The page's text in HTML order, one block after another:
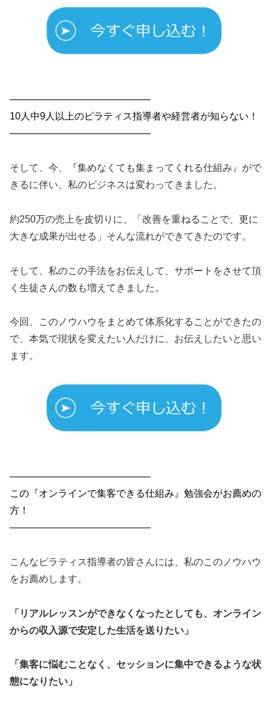
——————————————–
10人中9人以上のピラティス指導者や経営者が知らない！
——————————————–
そして、今、『集めなくても集まってくれる仕組み』がで
きるに伴い、私のビジネスは変わってきました。
約250万の売上を皮切りに、「改善を重ねることで、更に
大きな成果が出せる」そんな流れができてきたのです。
そして、私のこの手法をお伝えして、サポートをさせて頂
く生徒さんの数も増えてきました。
今回、このノウハウをまとめて体系化することができたの
で、本気で現状を変えたい人だけに、お伝えしたいと思い
ます。
——————————————–
この『オンラインで集客できる仕組み』勉強会がお薦めの
方！
——————————————–
こんなピラティス指導者の皆さんには、私のこのノウハウ
をお薦めします。
「リアルレッスンができなくなったとしても、オンライン
からの収入源で安定した生活を送りたい」
「集客に悩むことなく、セッションに集中できるような状
態になりたい」